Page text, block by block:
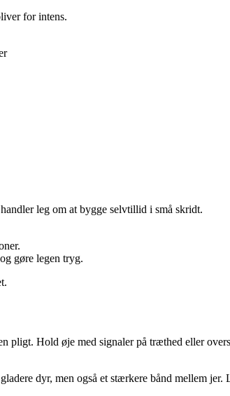
for intens.
leg om at bygge selvtillid i små skridt.
gøre legen tryg.
Hold øje med signaler på træthed eller
dyr, men også et stærkere bånd mellem